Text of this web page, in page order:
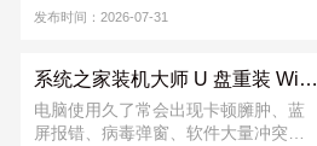
使用U盘做引导，给计算机安装操作系
发布时间：2026-07-31
系统之家装机大师 U 盘重装 Win11 系统教程
电脑使用久了常会出现卡顿臃肿、蓝
屏报错、病毒弹窗、软件大量冲突等